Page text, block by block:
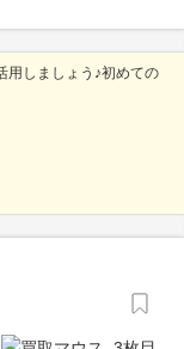
用しましょう♪初めての